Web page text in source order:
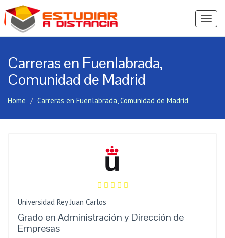
Ver
Carreras en Fuenlabrada,
Comunidad de Madrid
Home Carreras en Fuenlabrada, Comunidad de Madrid
Universidad Rey Juan Carlos
Grado en Administración y Dirección de
Empresas